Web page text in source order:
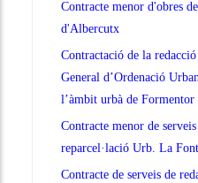
Contracte menor d'obres
d'Albercutx
Contractació de la
General d’Ordenació
l’àmbit urbà de Formentor
Contracte menor de
reparcel·lació Urb. La Font
Contracte de serveis de